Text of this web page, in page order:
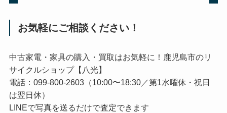
お気軽にご相談ください！
中古家電・家具の購入・買取はお気軽に！鹿児島市のリ
サイクルショップ【八光】
電話：099-800-2603（10:00〜18:30／第1水曜休・祝日
は翌日休）
LINEで写真を送るだけで査定できます